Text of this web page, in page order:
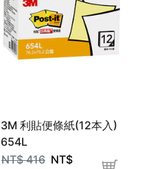
3M 利貼便條紙(12本入)
654L
NT$416 NT$